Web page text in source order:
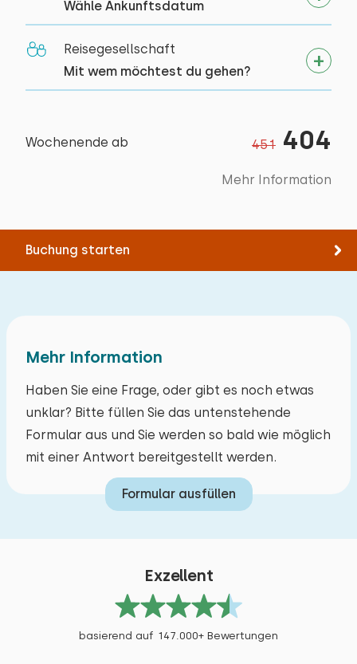
Wähle Ankunftsdatum
Reisegesellschaft
Mit wem möchtest du gehen?
Wochenende ab 451 404
Mehr Information
Buchung starten
Mehr Information
Haben Sie eine Frage, oder gibt es noch etwas
unklar? Bitte füllen Sie das untenstehende
Formular aus und Sie werden so bald wie möglich
mit einer Antwort bereitgestellt werden.
Formular ausfüllen
Exzellent
basierend auf 147.000+ Bewertungen